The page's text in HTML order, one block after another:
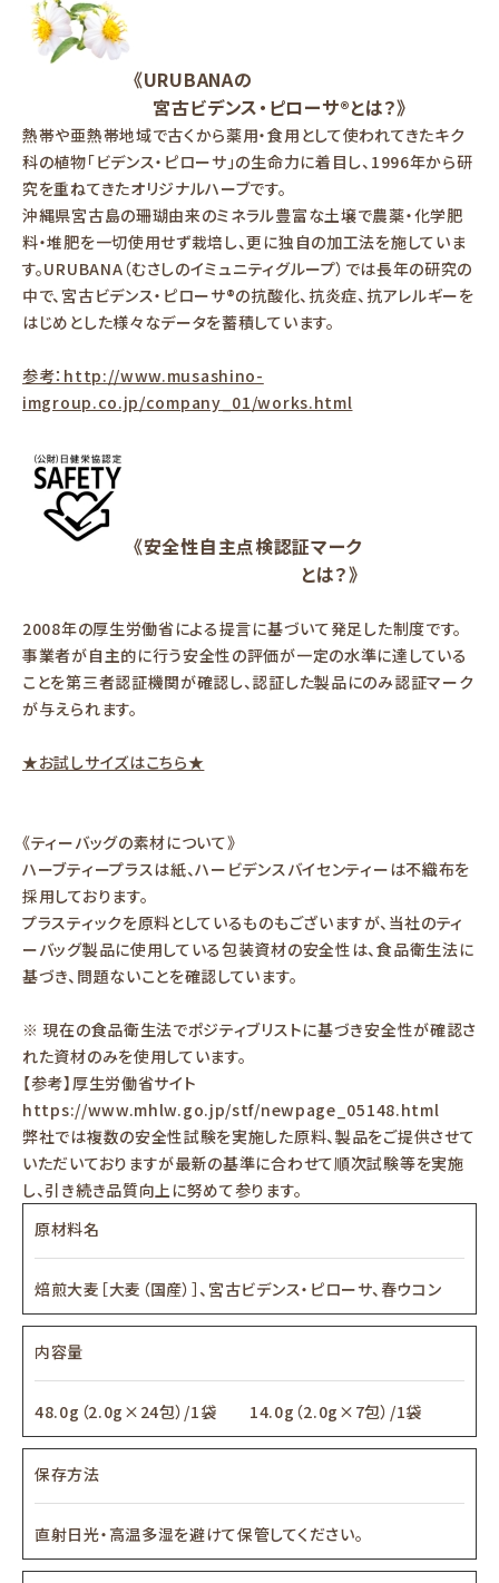
《URUBANAの
宮古ビデンス・ピローサ®とは？》
熱帯や亜熱帯地域で古くから薬用・食用として使われてきたキク
科の植物「ビデンス・ピローサ」の生命力に着目し、1996年から研
究を重ねてきたオリジナルハーブです。
沖縄県宮古島の珊瑚由来のミネラル豊富な土壌で農薬・化学肥
料・堆肥を一切使用せず栽培し、更に独自の加工法を施していま
す。URUBANA（むさしのイミュニティグループ）では長年の研究の
中で、宮古ビデンス・ピローサ®の抗酸化、抗炎症、抗アレルギーを
はじめとした様々なデータを蓄積しています。
参考：http://www.musashino-
imgroup.co.jp/company_01/works.html
《安全性自主点検認証マーク
とは？》
2008年の厚生労働省による提言に基づいて発足した制度です。
事業者が自主的に行う安全性の評価が一定の水準に達している
ことを第三者認証機関が確認し、認証した製品にのみ認証マーク
が与えられます。
★お試しサイズはこちら★
《ティーバッグの素材について》
ハーブティープラスは紙、ハービデンスバイセンティーは不織布を
採用しております。
プラスティックを原料としているものもございますが、当社のティ
ーバッグ製品に使用している包装資材の安全性は、食品衛生法に
基づき、問題ないことを確認しています。
※ 現在の食品衛生法でポジティブリストに基づき安全性が確認さ
れた資材のみを使用しています。
【参考】厚生労働省サイト
https://www.mhlw.go.jp/stf/newpage_05148.html
弊社では複数の安全性試験を実施した原料、製品をご提供させて
いただいておりますが最新の基準に合わせて順次試験等を実施
し、引き続き品質向上に努めて参ります。
原材料名
焙煎大麦［大麦（国産）］、宮古ビデンス・ピローサ、春ウコン
内容量
48.0g（2.0g×24包）/1袋 14.0g（2.0g×7包）/1袋
保存方法
直射日光・高温多湿を避けて保管してください。